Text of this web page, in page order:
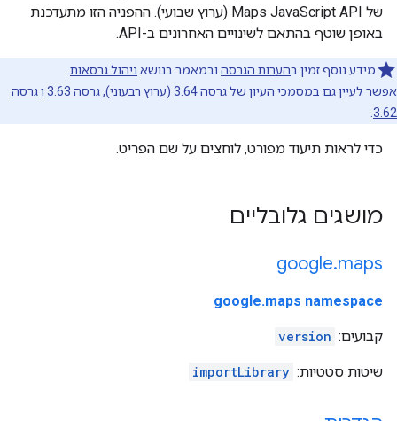
של Maps JavaScript API (ערוץ שבועי). ההפניה הזו מתעדכנת
באופן שוטף בהתאם לשינויים האחרונים ב-API.
מידע נוסף זמין בהערות הגרסה ובמאמר בנושא ניהול גרסאות
אפשר לעיין גם במסמכי העיון שלגרסה 3.64 (ערוץ רבעוני),גרסה 3.63 וגרסה
3.62
כדי לראות תיעוד מפורט, לוחצים על שם הפריט.
מושגים גלובליים
google.maps
google.maps namespace
קבועים: version
שיטות סטטיות: importLibrary